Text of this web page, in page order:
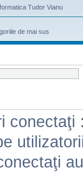
Tudor Vianu
de mai sus
conectaţi